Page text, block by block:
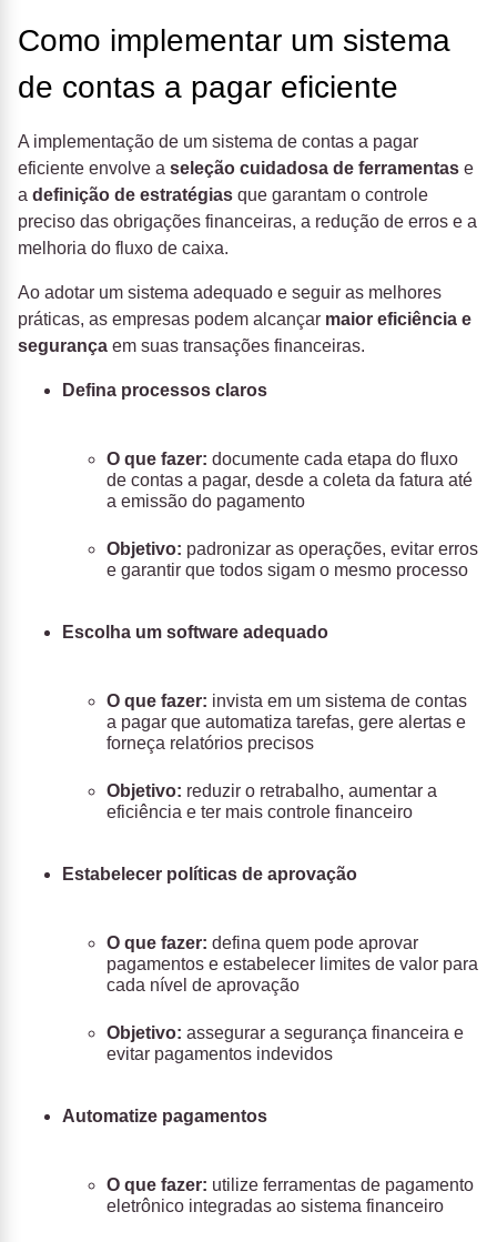
Como implementar um sistema
de contas a pagar eficiente
A implementação de um sistema de contas a pagar
eficiente envolve a seleção cuidadosa de ferramentas e
a definição de estratégias que garantam o controle
preciso das obrigações financeiras, a redução de erros e a
melhoria do fluxo de caixa.
Ao adotar um sistema adequado e seguir as melhores
práticas, as empresas podem alcançar maior eficiência e
segurança em suas transações financeiras.
Defina processos claros
O que fazer: documente cada etapa do fluxo
de contas a pagar, desde a coleta da fatura até
a emissão do pagamento
Objetivo: padronizar as operações, evitar erros
e garantir que todos sigam o mesmo processo
Escolha um software adequado
O que fazer: invista em um sistema de contas
a pagar que automatiza tarefas, gere alertas e
forneça relatórios precisos
Objetivo: reduzir o retrabalho, aumentar a
eficiência e ter mais controle financeiro
Estabelecer políticas de aprovação
O que fazer: defina quem pode aprovar
pagamentos e estabelecer limites de valor para
cada nível de aprovação
Objetivo: assegurar a segurança financeira e
evitar pagamentos indevidos
Automatize pagamentos
O que fazer: utilize ferramentas de pagamento
eletrônico integradas ao sistema financeiro